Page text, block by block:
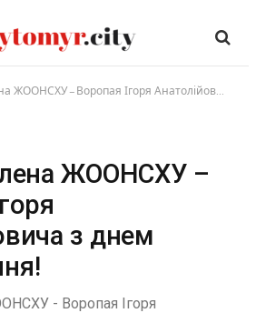
– Воропая Ігоря Анатолійовича з днем народження!
ЖООНСХУ –
з днем
- Воропая Ігоря